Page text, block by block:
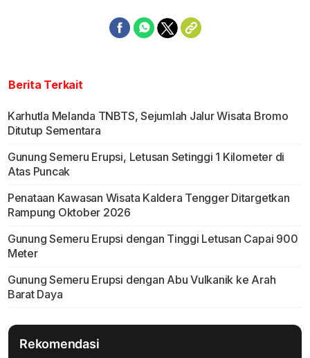
Berita Terkait
Karhutla Melanda TNBTS, Sejumlah Jalur Wisata Bromo
Ditutup Sementara
Gunung Semeru Erupsi, Letusan Setinggi 1 Kilometer di
Atas Puncak
Penataan Kawasan Wisata Kaldera Tengger Ditargetkan
Rampung Oktober 2026
Gunung Semeru Erupsi dengan Tinggi Letusan Capai 900
Meter
Gunung Semeru Erupsi dengan Abu Vulkanik ke Arah
Barat Daya
Rekomendasi